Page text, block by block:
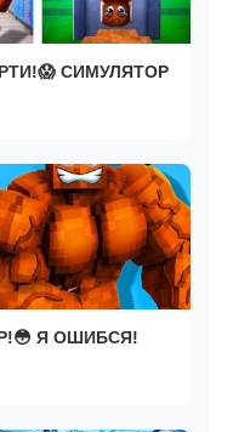
СИМУЛЯТОР
Я ОШИБСЯ!